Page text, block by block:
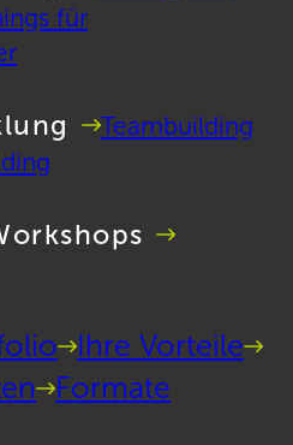
für
Teambuilding
Ihre Vorteile
Formate